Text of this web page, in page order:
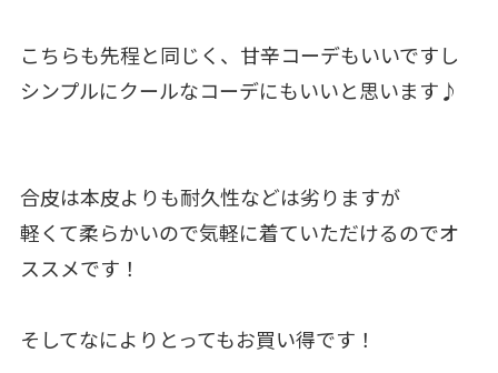
こちらも先程と同じく、甘辛コーデもいいですし
シンプルにクールなコーデにもいいと思います♪
合皮は本皮よりも耐久性などは劣りますが
軽くて柔らかいので気軽に着ていただけるのでオ
ススメです！
そしてなによりとってもお買い得です！